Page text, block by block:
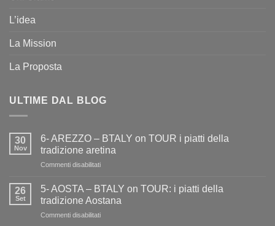
L’idea
La Mission
La Proposta
ULTIME DAL BLOG
30
Nov
6- AREZZO – BTALY on TOUR i piatti della
tradizione aretina
Commenti disabilitatisu
AREZZO
BTALY
on
26
Set
5- AOSTA – BTALY on TOUR: i piatti della
tradizione Aostana
Commenti disabilitatisu